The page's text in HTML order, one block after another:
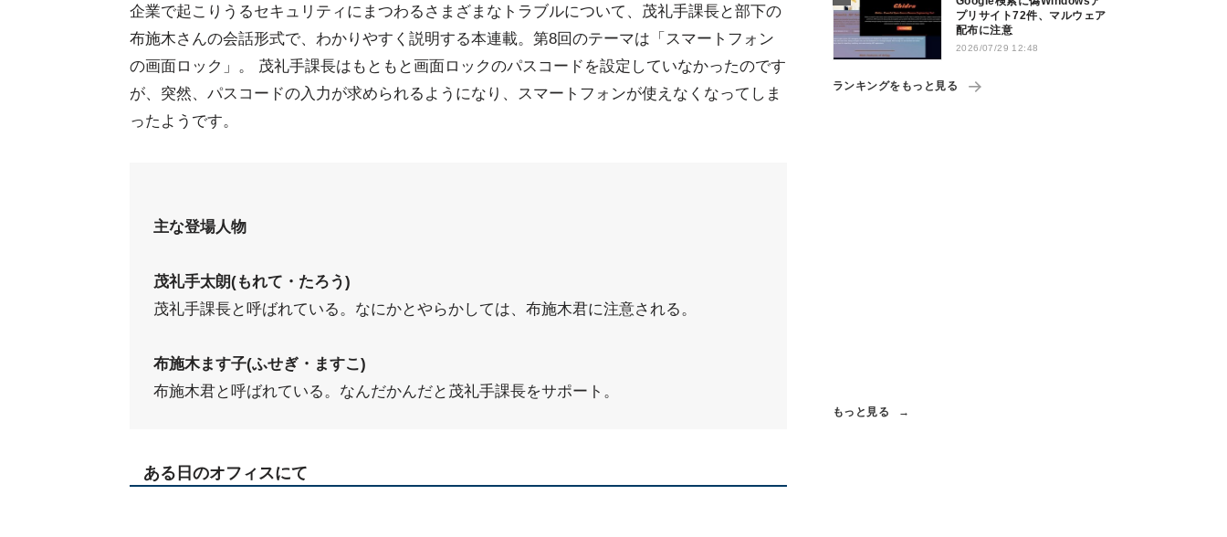
企業で起こりうるセキュリティにまつわるさまざまなトラブルについて、茂礼手課長と部下の
布施木さんの会話形式で、わかりやすく説明する本連載。第8回のテーマは「スマートフォン
の画面ロック」。 茂礼手課長はもともと画面ロックのパスコードを設定していなかったのです
が、突然、パスコードの入力が求められるようになり、スマートフォンが使えなくなってしま
ったようです。
主な登場人物
茂礼手太朗(もれて・たろう)
茂礼手課長と呼ばれている。なにかとやらかしては、布施木君に注意される。
布施木ます子(ふせぎ・ますこ)
布施木君と呼ばれている。なんだかんだと茂礼手課長をサポート。
ある日のオフィスにて
プリサイト72件、マルウェア
配布に注意
2026/07/29 12:48
ランキングをもっと見る
もっと見る